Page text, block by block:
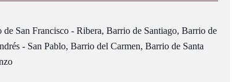
San Francisco - Ribera, Barrio de Santiago, Barrio de
- San Pablo, Barrio del Carmen, Barrio de Santa